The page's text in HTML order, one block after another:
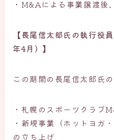
・M&Aによる事業譲渡後
【長尾信太郎氏の執行役
年4月）】
この期間の長尾信太郎氏
・札幌のスポーツクラブ
・新規事業（ホットヨガ
の立ち上げ